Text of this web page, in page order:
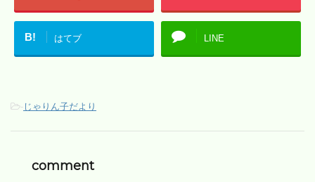
B! はてブ LINE
- じゃりん子だより
comment